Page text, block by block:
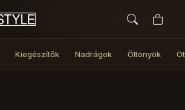
Kiegészítők Nadrágok Öltönyök